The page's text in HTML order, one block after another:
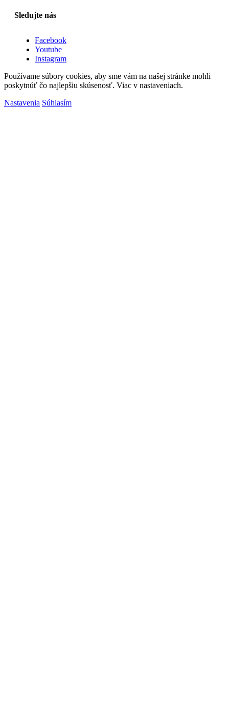
Sledujte nás
Facebook
Youtube
Instagram
Používame súbory cookies, aby sme vám na našej stránke mohli
poskytnúť čo najlepšiu skúsenosť. Viac v nastaveniach.
Nastavenia Súhlasím